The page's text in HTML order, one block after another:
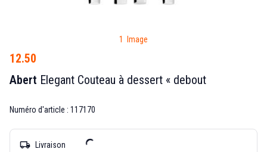
1 Image
12.50
Abert Elegant Couteau à dessert « debout
Numéro d'article : 117170
local_shipping Livraison